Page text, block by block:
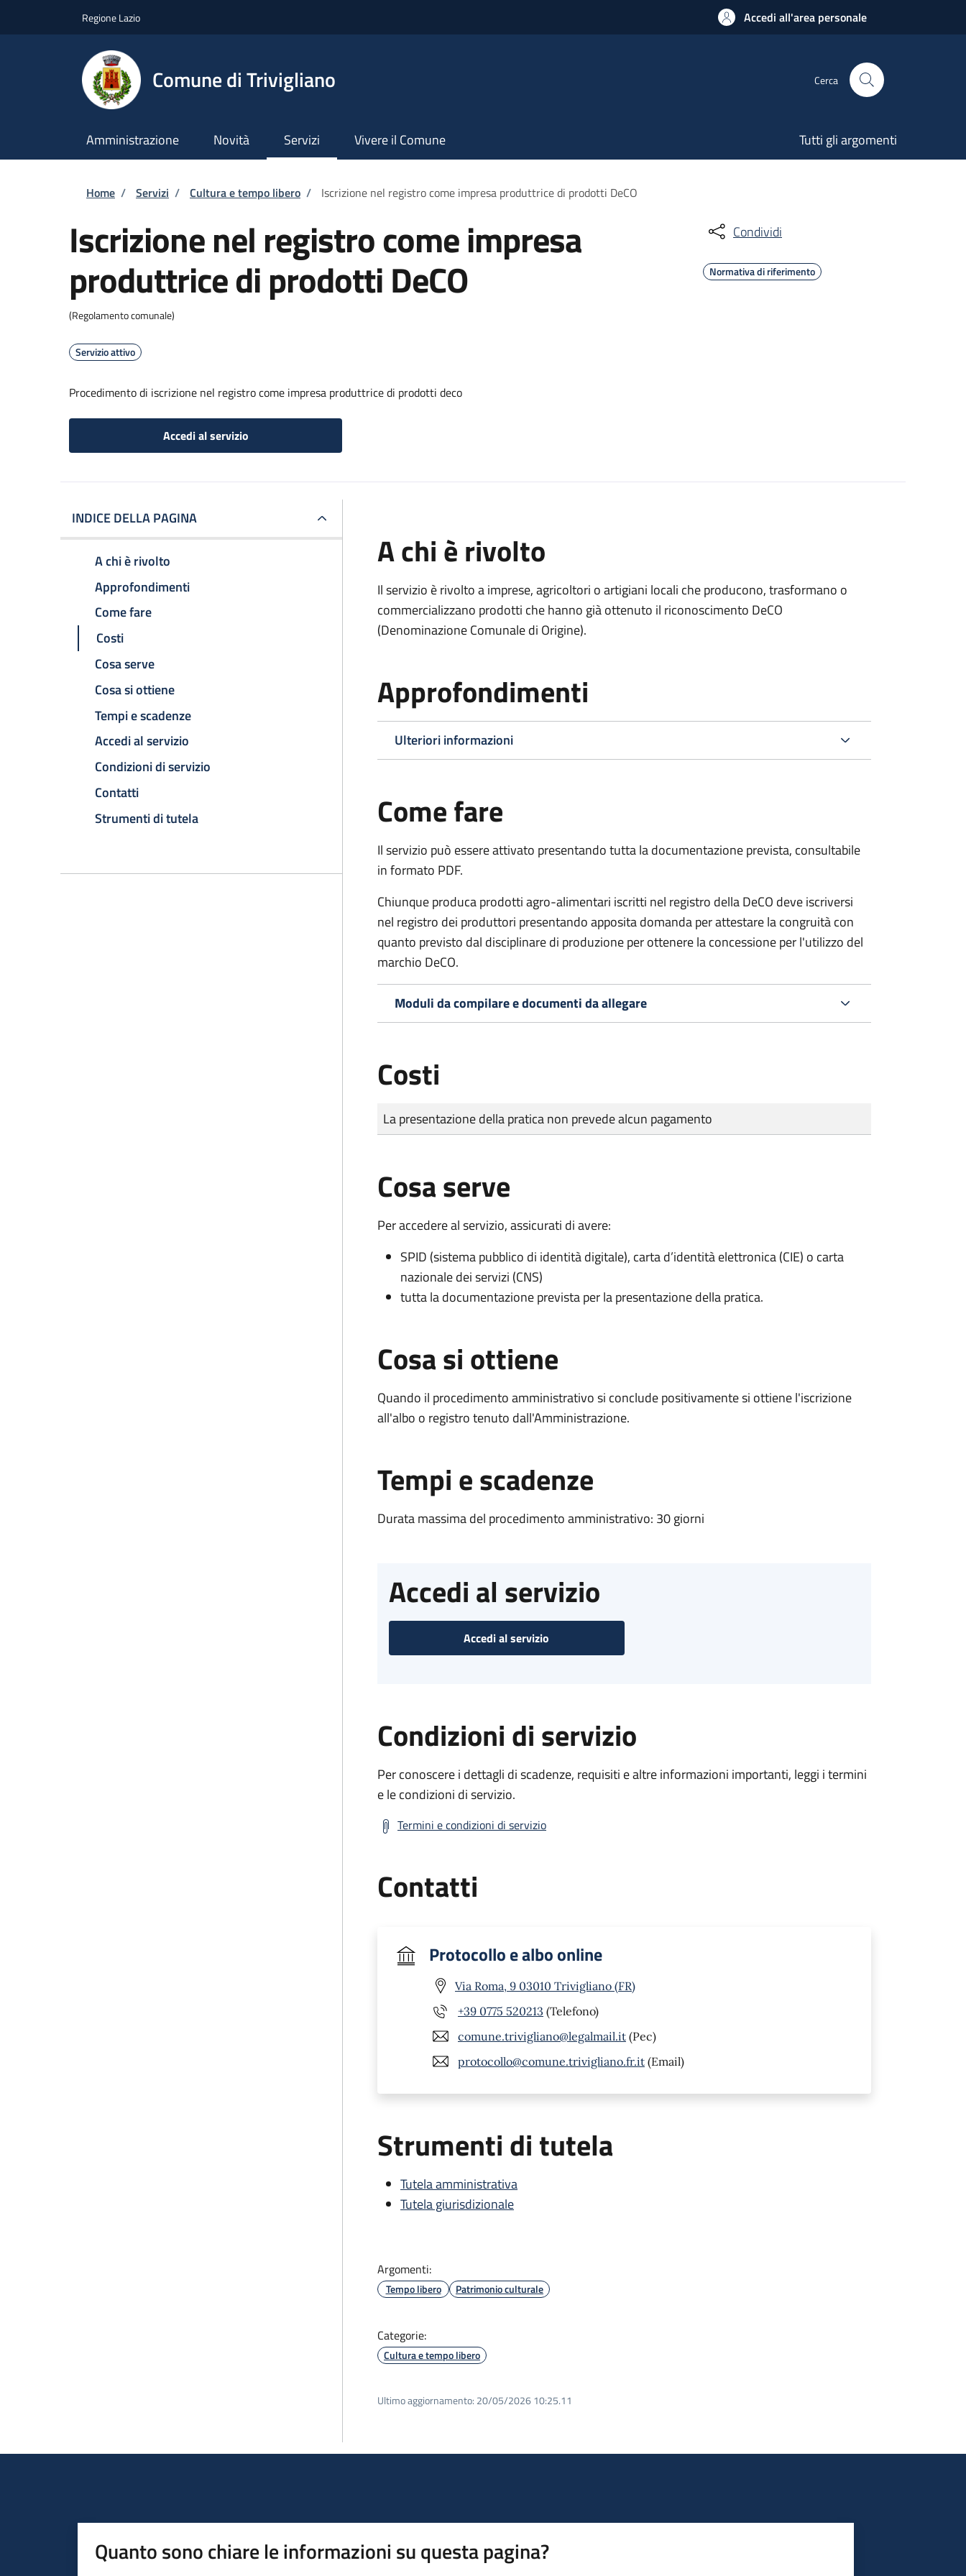
Regione Lazio Accedi all'area personale
Comune di Trivigliano Cerca
Amministrazione Novità Servizi Vivere il Comune Tutti gli argomenti
Briciole di pane
Home / Servizi / Cultura e tempo libero / Iscrizione nel registro come impresa produttrice di prodotti DeCO
Iscrizione nel registro come impresa
produttrice di prodotti DeCO
(Regolamento comunale)
Servizio attivo
Procedimento di iscrizione nel registro come impresa produttrice di prodotti deco
Accedi al servizio
Condividi
Normativa di riferimento
INDICE DELLA PAGINA
A chi è rivolto
Approfondimenti
Come fare
Costi
Cosa serve
Cosa si ottiene
Tempi e scadenze
Accedi al servizio
Condizioni di servizio
Contatti
Strumenti di tutela
A chi è rivolto
Il servizio è rivolto a imprese, agricoltori o artigiani locali che producono, trasformano o
commercializzano prodotti che hanno già ottenuto il riconoscimento DeCO
(Denominazione Comunale di Origine).
Approfondimenti
Ulteriori informazioni
Come fare
Il servizio può essere attivato presentando tutta la documentazione prevista, consultabile
in formato PDF.
Chiunque produca prodotti agro-alimentari iscritti nel registro della DeCO deve iscriversi
nel registro dei produttori presentando apposita domanda per attestare la congruità con
quanto previsto dal disciplinare di produzione per ottenere la concessione per l'utilizzo del
marchio DeCO.
Moduli da compilare e documenti da allegare
Costi
Tipo di pagamento
Importo
La presentazione della pratica non prevede alcun pagamento
Cosa serve
Per accedere al servizio, assicurati di avere:
SPID (sistema pubblico di identità digitale), carta d’identità elettronica (CIE) o carta
nazionale dei servizi (CNS)
tutta la documentazione prevista per la presentazione della pratica.
Cosa si ottiene
Quando il procedimento amministrativo si conclude positivamente si ottiene l'iscrizione
all'albo o registro tenuto dall'Amministrazione.
Tempi e scadenze
Durata massima del procedimento amministrativo: 30 giorni
Accedi al servizio
Accedi al servizio
Condizioni di servizio
Per conoscere i dettagli di scadenze, requisiti e altre informazioni importanti, leggi i termini
e le condizioni di servizio.
Termini e condizioni di servizio
Contatti
Protocollo e albo online
Via Roma, 9 03010 Trivigliano (FR)
+39 0775 520213 (Telefono)
comune.trivigliano@legalmail.it (Pec)
protocollo@comune.trivigliano.fr.it (Email)
Strumenti di tutela
Tutela amministrativa
Tutela giurisdizionale
Argomenti:
Tempo libero Patrimonio culturale
Categorie:
Cultura e tempo libero
Ultimo aggiornamento: 20/05/2026 10:25.11
Quanto sono chiare le informazioni su questa pagina?